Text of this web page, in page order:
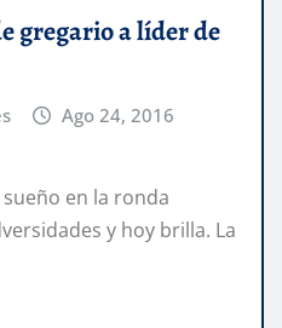
gregario a líder de
Ago 24, 2016
en la ronda
y hoy brilla. La